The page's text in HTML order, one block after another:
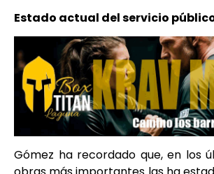
Estado actual del servicio
Gómez ha recordado que, en los